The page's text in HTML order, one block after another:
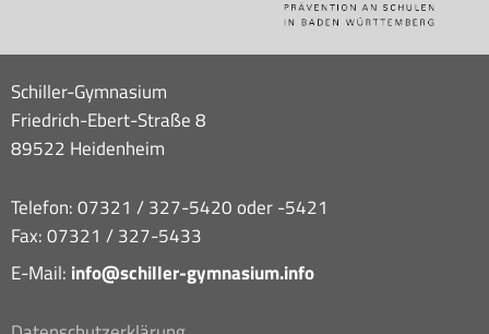
Schiller-Gymnasium
Friedrich-Ebert-Straße 8
89522 Heidenheim
Telefon: 07321 / 327-5420 oder -5421
Fax: 07321 / 327-5433
E-Mail: info@schiller-gymnasium.info